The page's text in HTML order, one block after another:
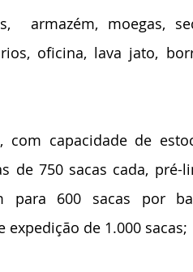
armazém, moegas,
oficina, lava jato,
capacidade de
de 750 sacas cada, pré-
para 600 sacas por
de 1.000 sacas;